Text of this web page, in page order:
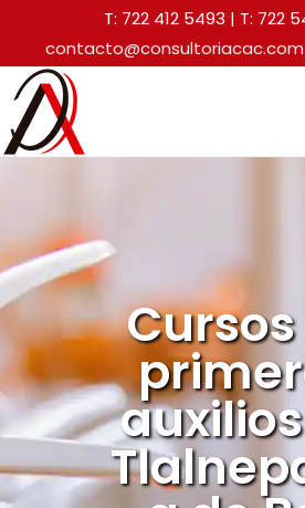
T: 722 412 5493 | T: 722
contacto@consultoriacac.com